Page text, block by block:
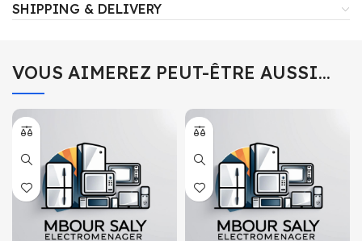
SHIPPING & DELIVERY
VOUS AIMEREZ PEUT-ÊTRE AUSSI…